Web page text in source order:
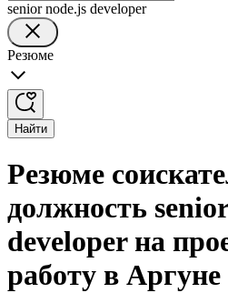
senior node.js developer
Резюме
Найти
Резюме
должность
developer на
работу в Аргуне